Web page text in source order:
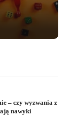
– czy wyzwania z
nawyki